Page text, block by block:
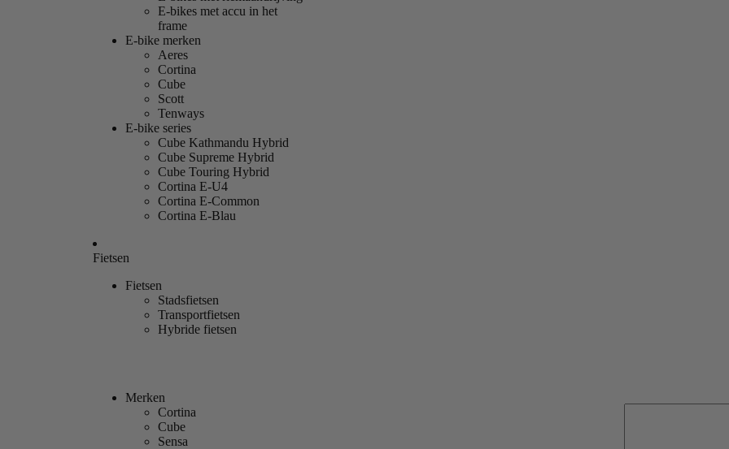
E-bikes met accu in het
frame
E-bike merken
Aeres
Cortina
Cube
Scott
Tenways
E-bike series
Cube Kathmandu Hybrid
Cube Supreme Hybrid
Cube Touring Hybrid
Cortina E-U4
Cortina E-Common
Cortina E-Blau
Fietsen
Fietsen
Stadsfietsen
Transportfietsen
Hybride fietsen
Merken
Cortina
Cube
Sensa